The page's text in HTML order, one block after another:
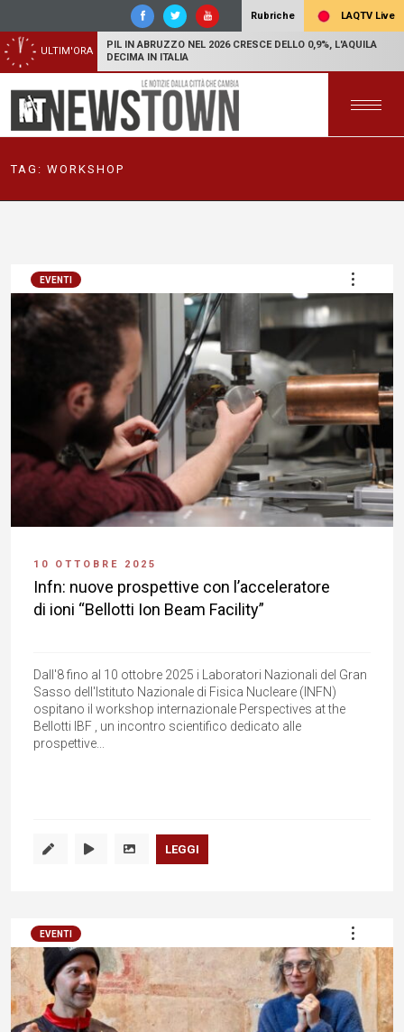
Rubriche LAQTV Live
ULTIM'ORA
PIL IN ABRUZZO NEL 2026 CRESCE DELLO 0,9%, L'AQUILA
DECIMA IN ITALIA
TAG: WORKSHOP
EVENTI
10 OTTOBRE 2025
Infn: nuove prospettive con l’acceleratore
di ioni “Bellotti Ion Beam Facility”
Dall'8 fino al 10 ottobre 2025 i Laboratori Nazionali del Gran
Sasso dell'Istituto Nazionale di Fisica Nucleare (INFN)
ospitano il workshop internazionale Perspectives at the
Bellotti IBF , un incontro scientifico dedicato alle
prospettive...
LEGGI
EVENTI